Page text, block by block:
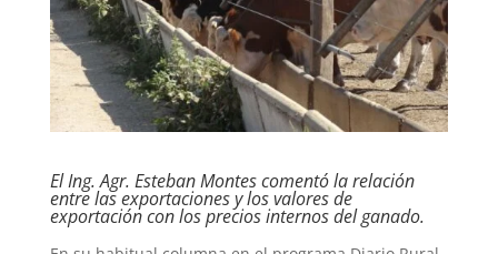
El Ing. Agr. Esteban Montes comentó la relación
entre las exportaciones y los valores de
exportación con los precios internos del ganado.